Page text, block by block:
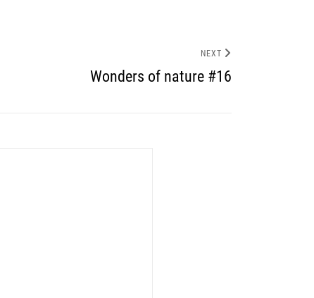
NEXT
Wonders of nature #16